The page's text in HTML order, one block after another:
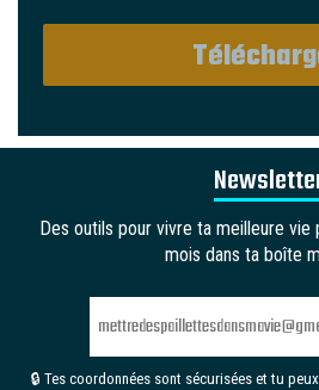
Des outils pour vivre ta meilleure vie
mois dans ta boîte
🔒 Tes coordonnées sont sécurisées et tu